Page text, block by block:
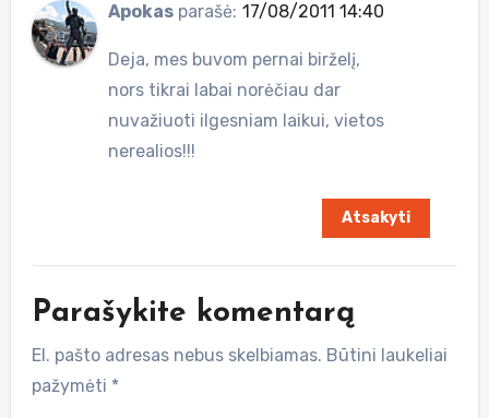
Apokas parašė: 17/08/2011 14:40
Deja, mes buvom pernai birželį,
nors tikrai labai norėčiau dar
nuvažiuoti ilgesniam laikui, vietos
nerealios!!!
Atsakyti
Parašykite komentarą
El. pašto adresas nebus skelbiamas. Būtini laukeliai
pažymėti *